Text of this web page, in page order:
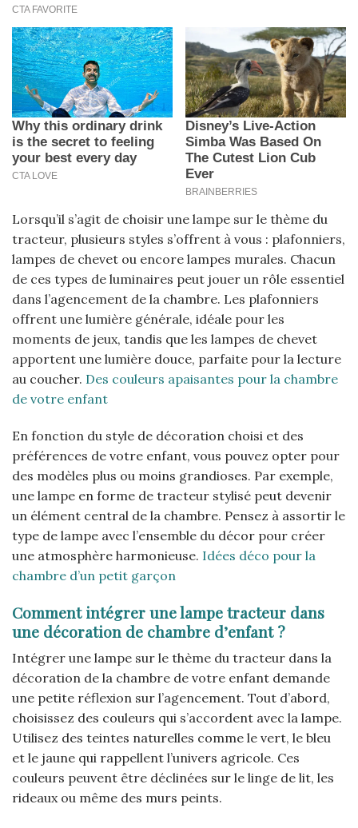
Lorsqu’il s’agit de choisir une lampe sur le thème du
tracteur, plusieurs styles s’offrent à vous : plafonniers,
lampes de chevet ou encore lampes murales. Chacun
de ces types de luminaires peut jouer un rôle essentiel
dans l’agencement de la chambre. Les plafonniers
offrent une lumière générale, idéale pour les
moments de jeux, tandis que les lampes de chevet
apportent une lumière douce, parfaite pour la lecture
au coucher. Des couleurs apaisantes pour la chambre
de votre enfant
En fonction du style de décoration choisi et des
préférences de votre enfant, vous pouvez opter pour
des modèles plus ou moins grandioses. Par exemple,
une lampe en forme de tracteur stylisé peut devenir
un élément central de la chambre. Pensez à assortir le
type de lampe avec l’ensemble du décor pour créer
une atmosphère harmonieuse. Idées déco pour la
chambre d’un petit garçon
Comment intégrer une lampe tracteur dans
une décoration de chambre d’enfant ?
Intégrer une lampe sur le thème du tracteur dans la
décoration de la chambre de votre enfant demande
une petite réflexion sur l’agencement. Tout d’abord,
choisissez des couleurs qui s’accordent avec la lampe.
Utilisez des teintes naturelles comme le vert, le bleu
et le jaune qui rappellent l’univers agricole. Ces
couleurs peuvent être déclinées sur le linge de lit, les
rideaux ou même des murs peints.